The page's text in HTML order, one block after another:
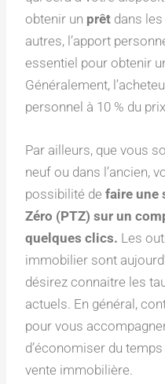
obtenir un prêt dans
autres, l’apport
essentiel pour obtenir
Généralement,
personnel à 10 % du
Par ailleurs, que vous
neuf ou dans l’ancien,
possibilité defaire une
Zéro (PTZ) sur un
quelques clics. Les
immobilier sont
désirez connaitre les
actuels. En général,
pour vous
d’économiser du temps
vente immobilière.